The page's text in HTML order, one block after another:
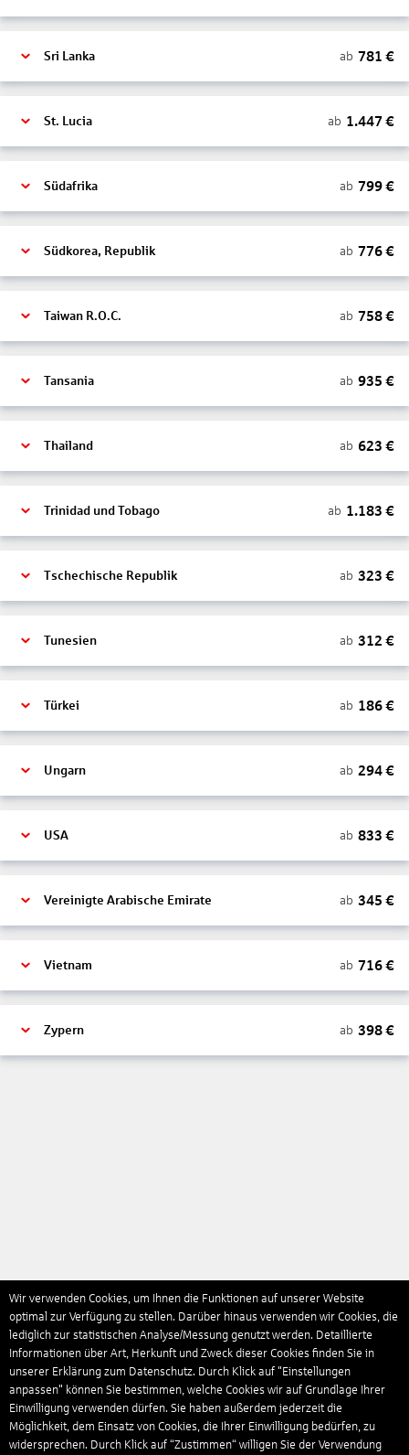
Sri Lanka ab 781 €
St. Lucia ab 1.447 €
Südafrika ab 799€
Südkorea, Republik ab 776€
Taiwan R.O.C. ab 758€
Tansania ab 935 €
Thailand ab 623 €
Trinidad und Tobago ab 1.183 €
Tschechische Republik ab 323 €
Tunesien ab 312 €
Türkei ab 186€
Ungarn ab 294€
USA ab 833 €
Vereinigte Arabische Emirate ab 345 €
Vietnam ab 716€
Zypern ab 398€
Wir verwenden Cookies, um Ihnen die Funktionen auf unserer Website
optimal zur Verfügung zu stellen. Darüber hinaus verwenden wir Cookies, die
lediglich zur statistischen Analyse/Messung genutzt werden. Detaillierte
Informationen über Art, Herkunft und Zweck dieser Cookies finden Sie in
unserer Erklärung zum Datenschutz. Durch Klick auf "Einstellungen
anpassen" können Sie bestimmen, welche Cookies wir auf Grundlage Ihrer
Einwilligung verwenden dürfen. Sie haben außerdem jederzeit die
Möglichkeit, dem Einsatz von Cookies, die Ihrer Einwilligung bedürfen, zu
widersprechen. Durch Klick auf “Zustimmen“ willigen Sie der Verwendung